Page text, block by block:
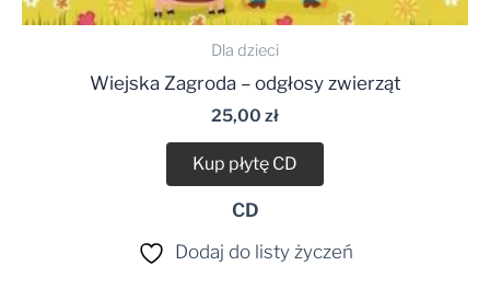
Dla dzieci
Wiejska Zagroda – odgłosy zwierząt
25,00 zł
Kup płytę CD
CD
Dodaj do listy życzeń